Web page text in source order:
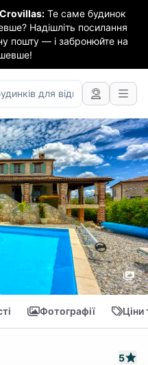
Crovillas: Те саме будинок
Надішліть посилання
пошту — і забронюйте на
Фотографії Ціни
5